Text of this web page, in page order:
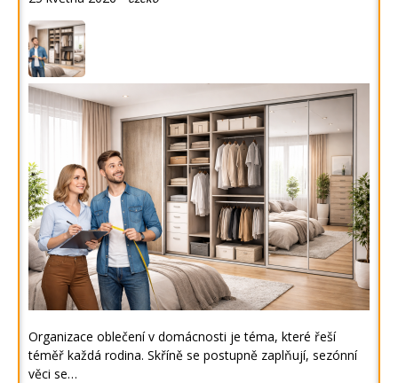
Organizace oblečení v domácnosti je téma, které řeší
téměř každá rodina. Skříně se postupně zaplňují, sezónní
věci se…